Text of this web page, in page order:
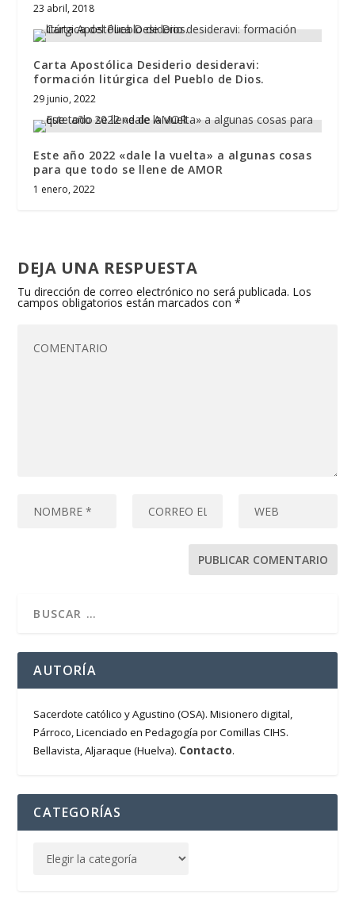
23 abril, 2018
Carta Apostólica Desiderio desideravi:
formación litúrgica del Pueblo de Dios.
29 junio, 2022
Este año 2022 «dale la vuelta» a algunas cosas
para que todo se llene de AMOR
1 enero, 2022
DEJA UNA RESPUESTA
Tu dirección de correo electrónico no será publicada. Los
campos obligatorios están marcados con*
AUTORÍA
Sacerdote católico y Agustino (OSA). Misionero digital,
Párroco, Licenciado en Pedagogía por Comillas CIHS.
Bellavista, Aljaraque (Huelva). Contacto.
CATEGORÍAS